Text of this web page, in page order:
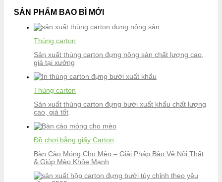
SẢN PHẨM BAO BÌ MỚI
Thùng carton
Sản xuất thùng carton đựng nông sản chất lượng cao,
giá tại xưởng
Thùng carton
Sản xuất thùng carton đựng bưởi xuất khẩu chất lượng
cao, giá tốt
Đồ chơi bằng giấy Carton
Bàn Cào Móng Cho Mèo – Giải Pháp Bảo Vệ Nội Thất
& Giúp Mèo Khỏe Mạnh